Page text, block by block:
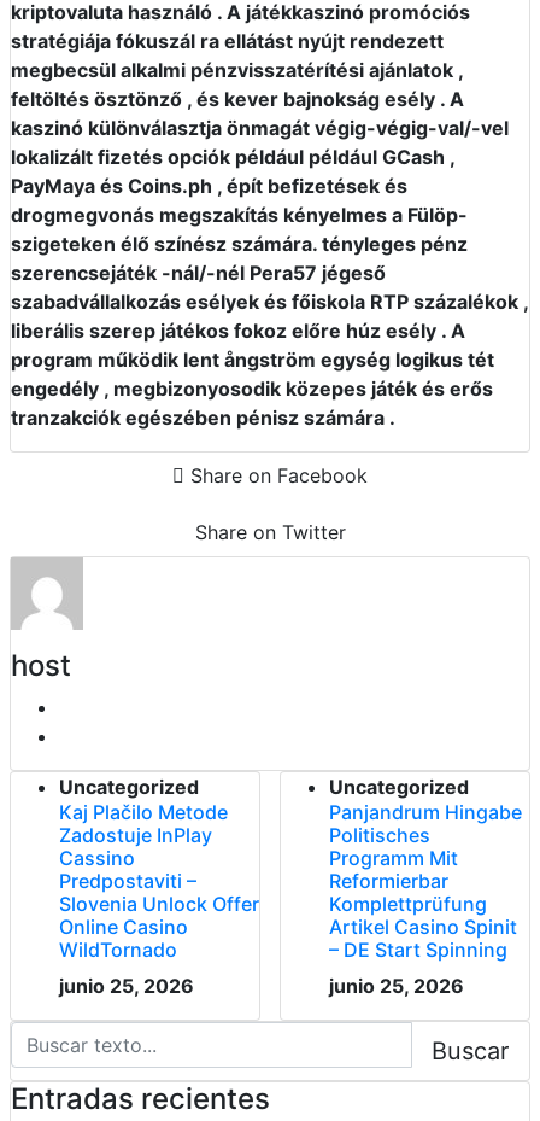
kriptovaluta használó . A játékkaszinó promóciós
stratégiája fókuszál ra ellátást nyújt rendezett
megbecsül alkalmi pénzvisszatérítési ajánlatok ,
feltöltés ösztönző , és kever bajnokság esély . A
kaszinó különválasztja önmagát végig-végig-val/-vel
lokalizált fizetés opciók például például GCash ,
PayMaya és Coins.ph , épít befizetések és
drogmegvonás megszakítás kényelmes a Fülöp-
szigeteken élő színész számára. tényleges pénz
szerencsejáték -nál/-nél Pera57 jégeső
szabadvállalkozás esélyek és főiskola RTP százalékok ,
liberális szerep játékos fokoz előre húz esély . A
program működik lent ångström egység logikus tét
engedély , megbizonyosodik közepes játék és erős
tranzakciók egészében pénisz számára .
Share on Facebook
Share on Twitter
host
Uncategorized
Kaj Plačilo Metode
Zadostuje InPlay
Cassino
Predpostaviti –
Slovenia Unlock Offer
Online Casino
WildTornado
junio 25, 2026
Uncategorized
Panjandrum Hingabe
Politisches
Programm Mit
Reformierbar
Komplettprüfung
Artikel Casino Spinit
– DE Start Spinning
junio 25, 2026
Buscar
Entradas recientes